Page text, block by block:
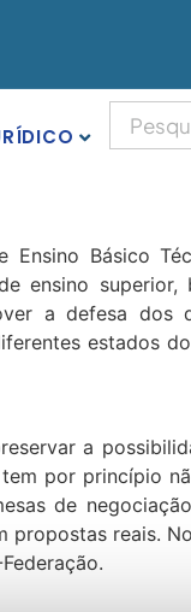
Ensino Básico
ensino superior,
a defesa dos
estados
a
por princípio
de
propostas reais.